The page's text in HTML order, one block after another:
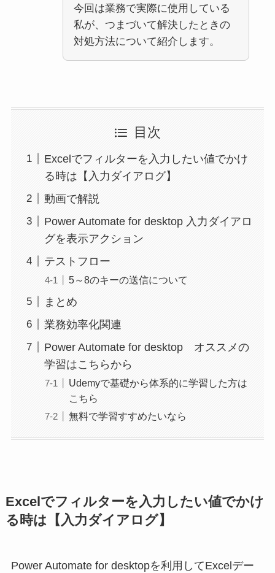
今回は業務で実際に使用している
私が、つまづいて解決したときの
対処方法について紹介します。
目次
Excelでフィルターを入力したい値でかけ
る時は【入力ダイアログ】
動画で解説
Power Automate for desktop 入力ダイアロ
グを表示アクション
テストフロー
5～8のキーの送信について
まとめ
業務効率化関連
Power Automate for desktop オススメの
学習はこちらから
Udemyで基礎から体系的に学習した方は
こちら
無料で学習すすめたいなら
Excelでフィルターを入力したい値でかけ
る時は【入力ダイアログ】
Power Automate for desktopを利用してExcelデー